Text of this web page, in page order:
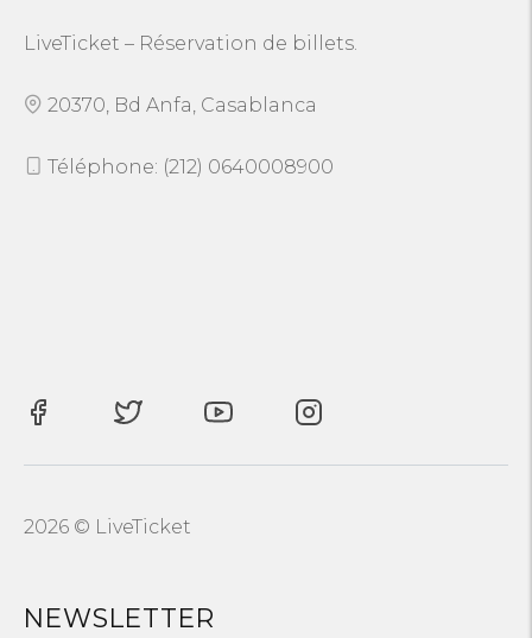
LiveTicket – Réservation de billets.
20370, Bd Anfa, Casablanca
Téléphone: (212) 0640008900
2026 © LiveTicket
NEWSLETTER